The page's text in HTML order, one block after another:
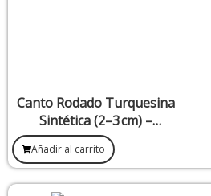
Canto Rodado Turquesina
Sintética (2–3 cm) –
Comunicación y Protección
Añadir al carrito